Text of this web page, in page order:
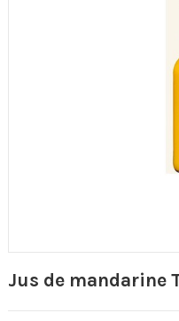
Jus de mandarine